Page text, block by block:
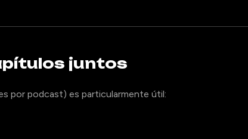
juntos
por podcast) es particularmente útil: